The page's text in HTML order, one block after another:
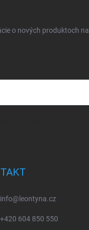
o nových produktoch na
info@ leontyna.cz
+420 604 850 550